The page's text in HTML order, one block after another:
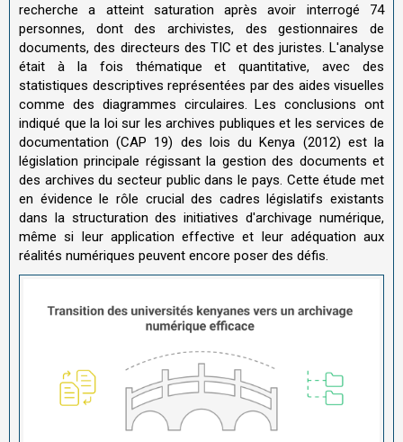
recherche a atteint saturation après avoir interrogé 74
personnes, dont des archivistes, des gestionnaires de
documents, des directeurs des TIC et des juristes. L'analyse
était à la fois thématique et quantitative, avec des
statistiques descriptives représentées par des aides visuelles
comme des diagrammes circulaires. Les conclusions ont
indiqué que la loi sur les archives publiques et les services de
documentation (CAP 19) des lois du Kenya (2012) est la
législation principale régissant la gestion des documents et
des archives du secteur public dans le pays. Cette étude met
en évidence le rôle crucial des cadres législatifs existants
dans la structuration des initiatives d'archivage numérique,
même si leur application effective et leur adéquation aux
réalités numériques peuvent encore poser des défis.